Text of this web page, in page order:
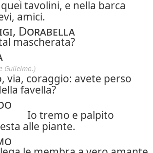
tavolini, e nella barca
amici.
Dorabella
mascherata?
Guilelmo.)
via, coraggio: avete perso
favella?
Io tremo e palpito
alle piante.